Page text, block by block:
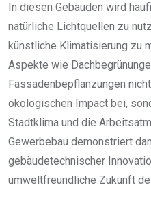
In diesen Gebäuden wird
natürliche Lichtquellen zu
künstliche Klimatisierung zu
Aspekte wie
Fassadenbepflanzungen
ökologischen Impact bei,
Stadtklima und die
Gewerbebau demonstriert
gebäudetechnischer
umweltfreundliche Zukunft